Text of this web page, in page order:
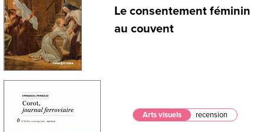
Le consentement féminin
au couvent
Arts visuels recension